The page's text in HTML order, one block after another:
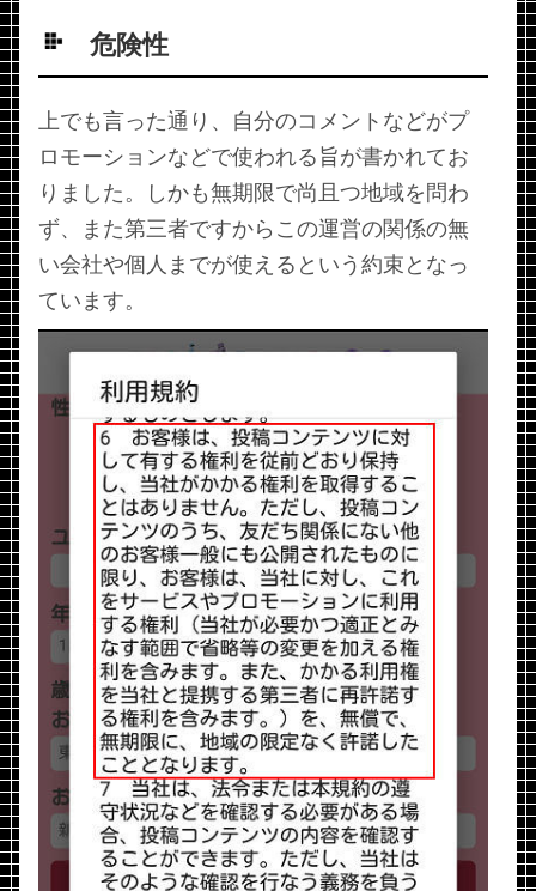
危険性
上でも言った通り、自分のコメントなどがプ
ロモーションなどで使われる旨が書かれてお
りました。しかも無期限で尚且つ地域を問わ
ず、また第三者ですからこの運営の関係の無
い会社や個人までが使えるという約束となっ
ています。